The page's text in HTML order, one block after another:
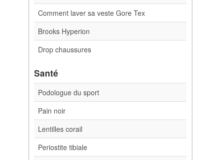
Comment laver sa veste Gore Tex
Brooks Hyperion
Drop chaussures
Santé
Podologue du sport
Pain noir
Lentilles corail
Periostite tibiale